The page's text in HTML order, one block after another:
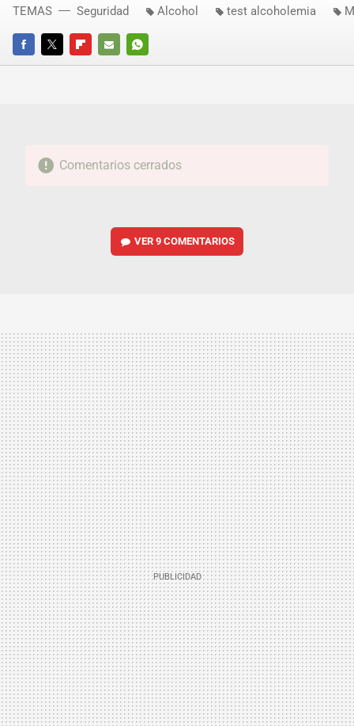
FACEBOOKTWITTERFLIPBOARD
E-
WHATSAPP
TEMAS Seguridad Alcohol test alcoholemia
Comentarios cerrados
VER9 COMENTARIOS